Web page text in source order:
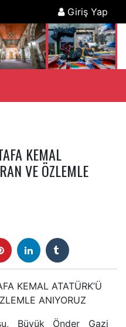
Giriş Yap
KEMAL
VE ÖZLEMLE
KEMAL ATATÜRK’Ü
ANIYORUZ
Büyük Önder Gazi